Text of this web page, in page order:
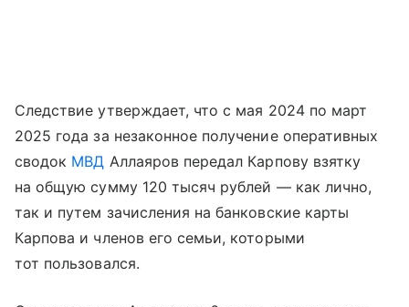
Следствие утверждает, что с мая 2024 по март
2025 года за незаконное получение оперативных
сводок МВД Аллаяров передал Карпову взятку
на общую сумму 120 тысяч рублей — как лично,
так и путем зачисления на банковские карты
Карпова и членов его семьи, которыми
тот пользовался.